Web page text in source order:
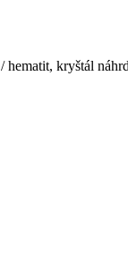
/ hematit, kryštál